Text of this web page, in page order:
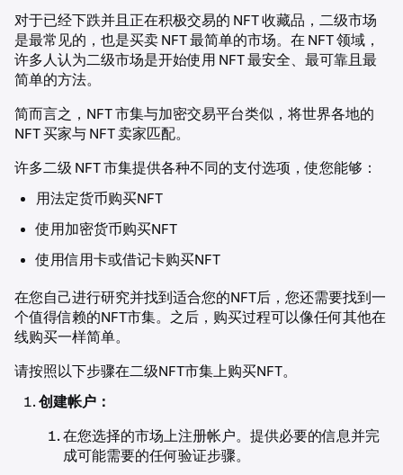
对于已经下跌并且正在积极交易的 NFT 收藏品，二级市场
是最常见的，也是买卖 NFT 最简单的市场。在 NFT 领域，
许多人认为二级市场是开始使用 NFT 最安全、最可靠且最
简单的方法。
简而言之，NFT 市集与加密交易平台类似，将世界各地的
NFT 买家与 NFT 卖家匹配。
许多二级 NFT 市集提供各种不同的支付选项，使您能够：
用法定货币购买NFT
使用加密货币购买NFT
使用信用卡或借记卡购买NFT
在您自己进行研究并找到适合您的NFT后，您还需要找到一
个值得信赖的NFT市集。之后，购买过程可以像任何其他在
线购买一样简单。
请按照以下步骤在二级NFT市集上购买NFT。
创建帐户：
在您选择的市场上注册帐户。提供必要的信息并完
成可能需要的任何验证步骤。